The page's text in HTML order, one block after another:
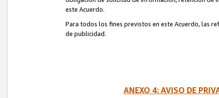
este Acuerdo.
Para todos los fines previstos en este Acuerdo, las
de publicidad.
ANEXO 4: AVISO DE